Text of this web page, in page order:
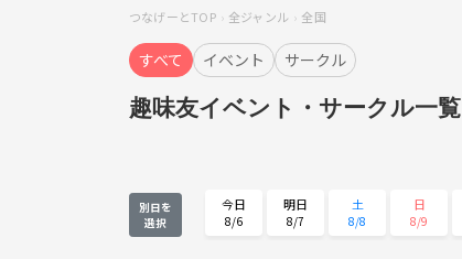
つなげーとTOP 全ジャンル 全国
すべて イベント サークル
趣味友イベント・サークル一覧
別日を
選択
今日
8/6
明日
8/7
土
8/8
日
8/9